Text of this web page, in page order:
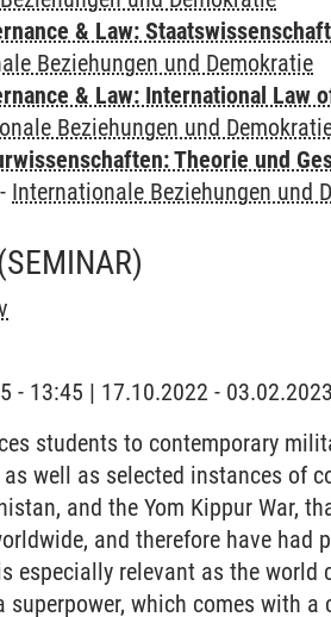
& Law:
Beziehungen und Demokratie
& Law: International Law
Beziehungen und
Theorie und
- Internationale Beziehungen und
- 13:45 | 17.10.2022 -
students to contemporary
well as selected instances of
and the Yom Kippur War,
and therefore have
especially relevant as the
superpower, which comes with